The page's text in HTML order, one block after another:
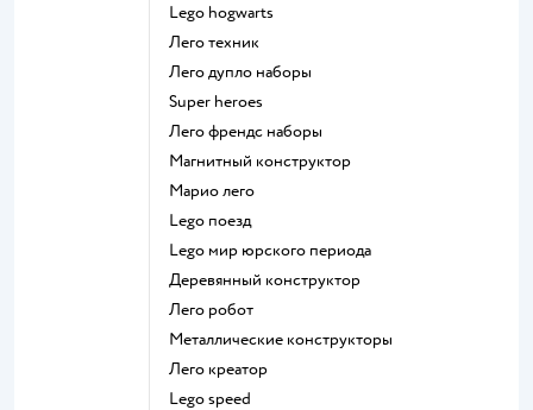
Lego hogwarts
Лего техник
Лего дупло наборы
Super heroes
Лего френдс наборы
Магнитный конструктор
Марио лего
Lego поезд
Lego мир юрского периода
Деревянный конструктор
Лего робот
Металлические конструкторы
Лего креатор
Lego speed